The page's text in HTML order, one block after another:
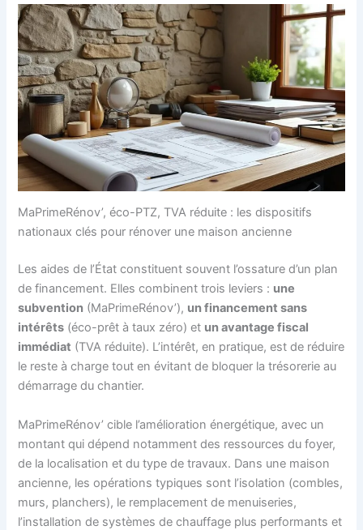
MaPrimeRénov’, éco-PTZ, TVA réduite : les dispositifs
nationaux clés pour rénover une maison ancienne
Les aides de l’État constituent souvent l’ossature d’un plan
de financement. Elles combinent trois leviers : une
subvention (MaPrimeRénov’), un financement sans
intérêts (éco-prêt à taux zéro) et un avantage fiscal
immédiat (TVA réduite). L’intérêt, en pratique, est de réduire
le reste à charge tout en évitant de bloquer la trésorerie au
démarrage du chantier.
MaPrimeRénov’ cible l’amélioration énergétique, avec un
montant qui dépend notamment des ressources du foyer,
de la localisation et du type de travaux. Dans une maison
ancienne, les opérations typiques sont l’isolation (combles,
murs, planchers), le remplacement de menuiseries,
l’installation de systèmes de chauffage plus performants et